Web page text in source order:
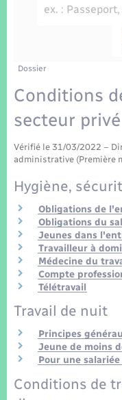
Etat-civil -
Parrainage civil
Loisirs
Nouvel habitant
Numérique
Organisation
Sécurité -
Seniors
Transports
Transports
Voirie et espace
Travaux -
Plan interactif
Patrimoine –
Publications
La Communauté
Dossier
Conditions
secteur privé
Vérifié le 31/03/2022 –
administrative (Première
Hygiène,
Obligations de
Obligations du
Jeunes dans
Travailleur à
Médecine du
Compte
Télétravail
Travail de nuit
Principes
Jeune de moins
Pour une
Conditions de